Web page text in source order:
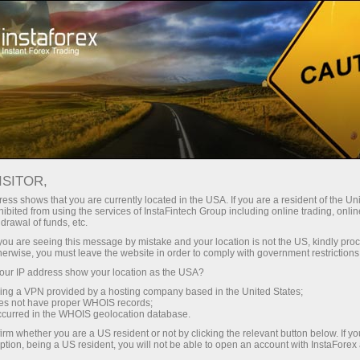
عن إنستافوركس
أخبار شركة انستافوركس
هل تريد أن تعرف عن كل الأحداث الجارية, مسابقات
والتغيرات في جدول التداول إنستافوركس? ثم مرحبا بكم
في صفحة الأخبار ، حيث يتم نشر المواد حول أهم ومفيدة
ومثيرة للاهتمام!
shows that you are currently located in the USA. If you are a resident of the
from using the services of InstaFintech Group including online trading,
of funds, etc.
are seeing this message by mistake and your location is not the US, kindly
you must leave the website in order to comply with government
IP address show your location as the USA?
a VPN provided by a hosting company based in the United States;
not have proper WHOIS records;
in the WHOIS geolocation database.
whether you are a US resident or not by clicking the relevant button below. If
being a US resident, you will not be able to open an account with InstaForex